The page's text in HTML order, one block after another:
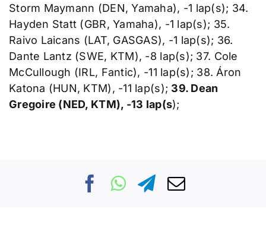
Storm Maymann (DEN, Yamaha), -1 lap(s); 34.
Hayden Statt (GBR, Yamaha), -1 lap(s); 35.
Raivo Laicans (LAT, GASGAS), -1 lap(s); 36.
Dante Lantz (SWE, KTM), -8 lap(s); 37. Cole
McCullough (IRL, Fantic), -11 lap(s); 38. Áron
Katona (HUN, KTM), -11 lap(s); 39. Dean
Gregoire (NED, KTM), -13 lap(s);